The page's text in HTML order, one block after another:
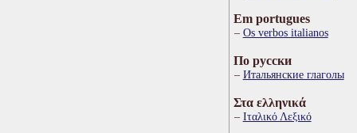
Em portugues
Os verbos italianos
По русски
Итальянские глаголы
Στα ελληνικά
Ιταλικό Λεξικό